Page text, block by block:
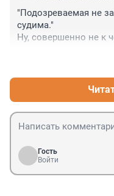
"Подозреваемая не
судима."
Ну, совершенно не к
Гость
Войти